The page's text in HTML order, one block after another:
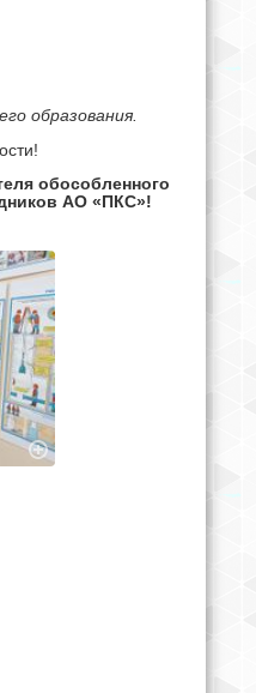
образования.
обособленного
АО «ПКС»!